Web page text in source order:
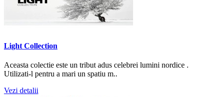
Light Collection
Aceasta colectie este un tribut adus celebrei lumini nordice .
Utilizati-l pentru a mari un spatiu m..
Vezi detalii